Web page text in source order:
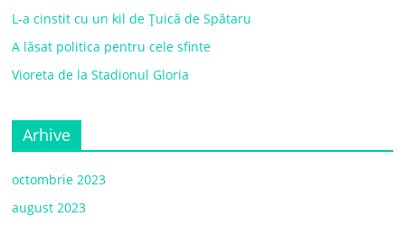
L-a cinstit cu un kil de Țuică de Spătaru
A lăsat politica pentru cele sfinte
Vioreta de la Stadionul Gloria
Arhive
octombrie 2023
august 2023